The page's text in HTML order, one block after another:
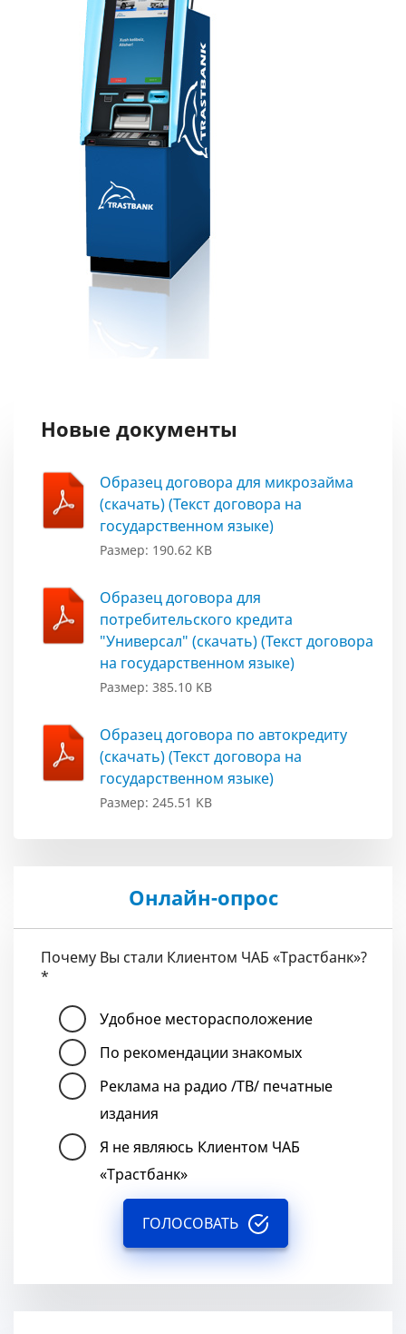
Новые документы
Образец договора для микрозайма
(скачать) (Текст договора на
государственном языке)
Размер: 190.62 KB
Образец договора для
потребительского кредита
"Универсал" (скачать) (Текст договора
на государственном языке)
Размер: 385.10 KB
Образец договора по автокредиту
(скачать) (Текст договора на
государственном языке)
Размер: 245.51 KB
Онлайн-опрос
Почему Вы стали Клиентом ЧАБ «Трастбанк»?
*
Удобное месторасположение
По рекомендации знакомых
Реклама на радио /ТВ/ печатные
издания
Я не являюсь Клиентом ЧАБ
«Трастбанк»
ГОЛОСОВАТЬ